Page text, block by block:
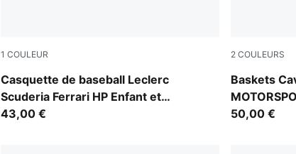
1 COULEUR
Casquette de baseball Leclerc
Scuderia Ferrari HP Enfant et
Adolescent
PUMA Red
43,00 €
2 COULEURS
Baskets
Puma White
50,00 €